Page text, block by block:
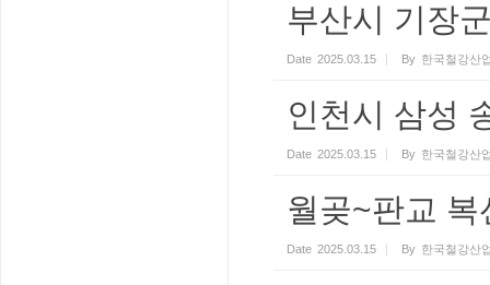
부산시 기장
Date 2025.03.15 By 한국철강산
인천시 삼성
Date 2025.03.15 By 한국철강산
월곶~판교
Date 2025.03.15 By 한국철강산